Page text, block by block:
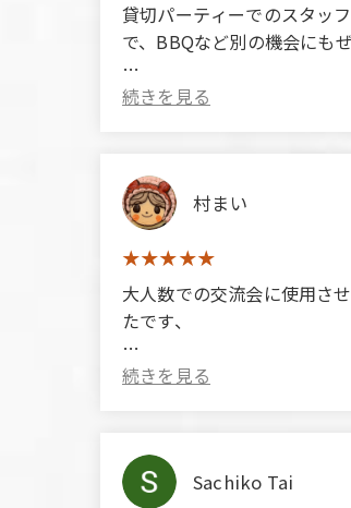
貸切パーティーでのスタッ
で、BBQなど別の機会にも
(Translated by Google)
enjoy myself without any
such as BBQs.
村まい
大人数での交流会に使用さ
たです、
(Translated by Google)
Sachiko Tai